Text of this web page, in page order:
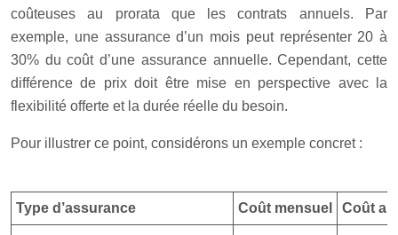
coûteuses au prorata que les contrats annuels. Par
exemple, une assurance d’un mois peut représenter 20 à
30% du coût d’une assurance annuelle. Cependant, cette
différence de prix doit être mise en perspective avec la
flexibilité offerte et la durée réelle du besoin.
Pour illustrer ce point, considérons un exemple concret :
Type d’assurance Coût mensuel Coût